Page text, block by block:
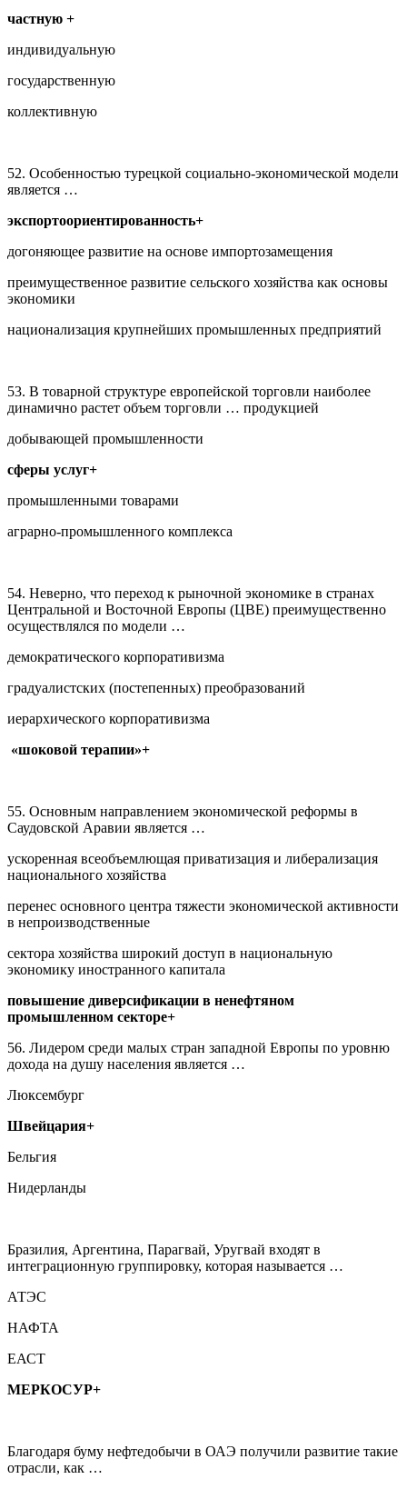
частную +
индивидуальную
государственную
коллективную
52. Особенностью турецкой социально-экономической модели
является …
экспортоориентированность+
догоняющее развитие на основе импортозамещения
преимущественное развитие сельского хозяйства как основы
экономики
национализация крупнейших промышленных предприятий
53. В товарной структуре европейской торговли наиболее
динамично растет объем торговли … продукцией
добывающей промышленности
сферы услуг+
промышленными товарами
аграрно-промышленного комплекса
54. Неверно, что переход к рыночной экономике в странах
Центральной и Восточной Европы (ЦВЕ) преимущественно
осуществлялся по модели …
демократического корпоративизма
градуалистских (постепенных) преобразований
иерархического корпоративизма
«шоковой терапии»+
55. Основным направлением экономической реформы в
Саудовской Аравии является …
ускоренная всеобъемлющая приватизация и либерализация
национального хозяйства
перенес основного центра тяжести экономической активности
в непроизводственные
сектора хозяйства широкий доступ в национальную
экономику иностранного капитала
повышение диверсификации в ненефтяном
промышленном секторе+
56. Лидером среди малых стран западной Европы по уровню
дохода на душу населения является …
Люксембург
Швейцария+
Бельгия
Нидерланды
Бразилия, Аргентина, Парагвай, Уругвай входят в
интеграционную группировку, которая называется …
АТЭС
НАФТА
ЕАСТ
МЕРКОСУР+
Благодаря буму нефтедобычи в ОАЭ получили развитие такие
отрасли, как …